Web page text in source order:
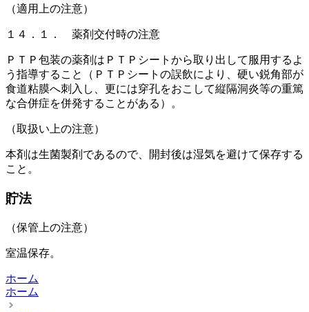
（適用上の注意）
１４．１． 薬剤交付時の注意
ＰＴＰ包装の薬剤はＰＴＰシートから取り出して服用するよ
う指導すること（ＰＴＰシートの誤飲により、硬い鋭角部が
食道粘膜へ刺入し、更には穿孔をおこして縦隔洞炎等の重篤
な合併症を併発することがある）。
（取扱い上の注意）
本剤は生菌製剤であるので、開封後は湿気を避けて保存する
こと。
貯法
（保管上の注意）
室温保存。
ホーム
ホーム